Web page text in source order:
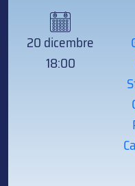
20 dicembre
18:00